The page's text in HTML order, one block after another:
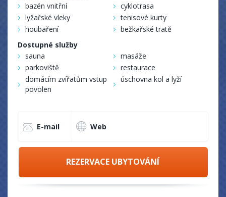
bazén vnitřní
cyklotrasa
lyžařské vleky
tenisové kurty
houbaření
bežkařské tratě
Dostupné služby
sauna
masáže
parkoviště
restaurace
domácím zvířatům vstup
povolen
úschovna kol a lyží
E-mail Web
REZERVACE UBYTOVÁNÍ